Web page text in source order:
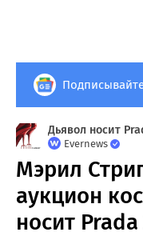
Дьявол носит
Evernews
Мэрил
аукцион
носит